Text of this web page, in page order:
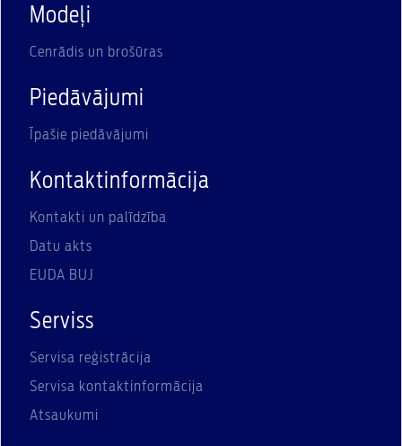
Modeļi
Cenrādis un brošūras
Piedāvājumi
Īpašie piedāvājumi
Kontaktinformācija
Kontakti un palīdzība
Datu akts
EUDA BUJ
Serviss
Servisa reģistrācija
Servisa kontaktinformācija
Atsaukumi